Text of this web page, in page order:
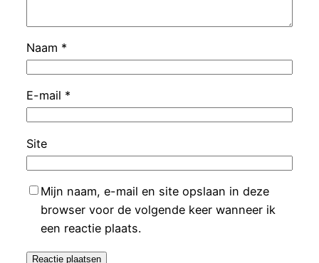
Naam *
E-mail *
Site
Mijn naam, e-mail en site opslaan in deze
browser voor de volgende keer wanneer ik
een reactie plaats.